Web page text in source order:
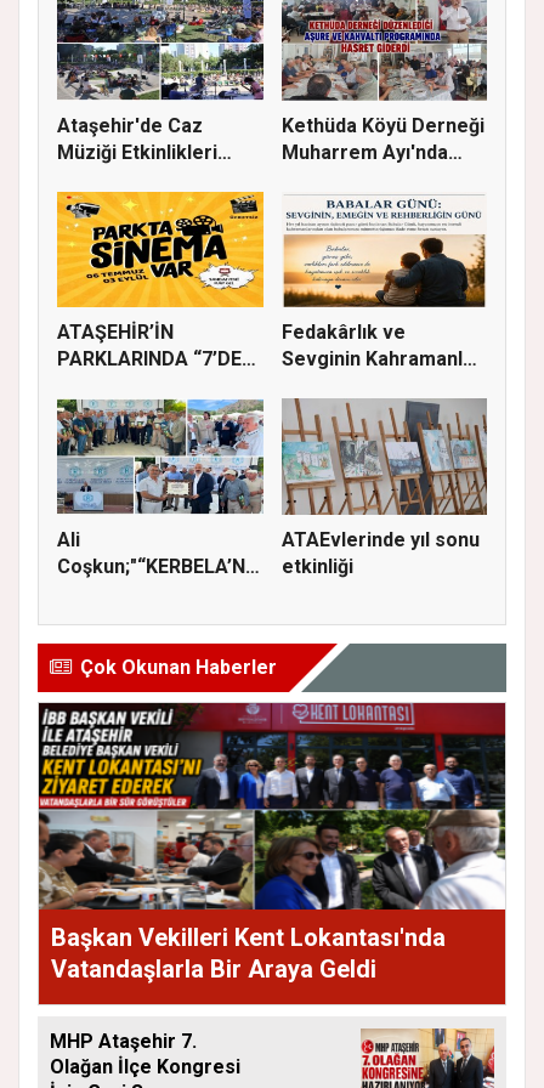
Ataşehir'de Caz
Müziği Etkinlikleri
Kethüda Köyü Derneği
Muharrem Ayı'nda
ATAŞEHİR’İN
PARKLARINDA “7’DEN
Fedakârlık ve
Sevginin Kahramanları
Ali
Coşkun;"“KERBELA’NIN
HA...
ATAEvlerinde yıl sonu
etkinliği
Çok Okunan Haberler
Başkan Vekilleri Kent Lokantası'nda
Vatandaşlarla Bir Araya Geldi
MHP Ataşehir 7.
Olağan İlçe Kongresi